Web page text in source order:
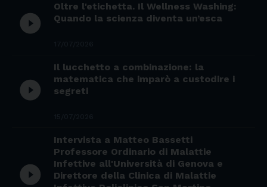
play_circle_filled
Oltre l'etichetta. Il Wellness Washing:
Quando la scienza diventa un’esca
play_circle_filled
Il lucchetto a combinazione: la
matematica che imparò a custodire i
segreti
play_circle_filled
Intervista a Matteo Bassetti
Professore Ordinario di Malattie
Infettive all'Università di Genova e
Direttore della Clinica di Malattie